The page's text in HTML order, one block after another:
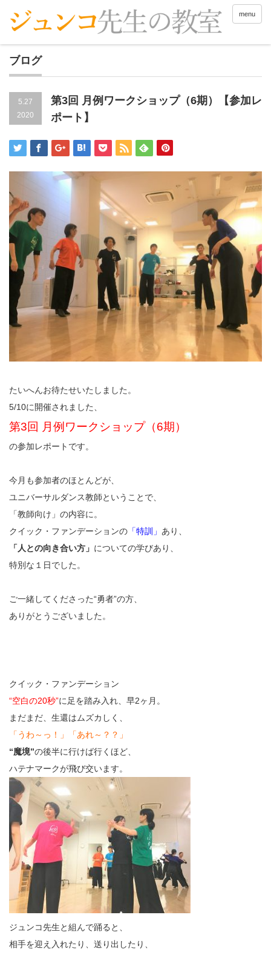
menu
ブログ
5.27
2020
第3回 月例ワークショップ（6期）【参加レ
ポート】
たいへんお待たせいたしました。
5/10に開催されました、
第3回 月例ワークショップ（6期）
の参加レポートです。
今月も参加者のほとんどが、
ユニバーサルダンス教師ということで、
「教師向け」の内容に。
クイック・ファンデーションの 「特訓」 あり、
「人との向き合い方」 についての学びあり、
特別な１日でした。
ご一緒してくださった“勇者”の方、
ありがとうございました。
クイック・ファンデーション
“空白の20秒”に足を踏み入れ、早2ヶ月。
まだまだ、生還はムズカしく、
「うわ～っ！」「あれ～？？」
“魔境”の後半に行けば行くほど、
ハテナマークが飛び交います。
ジュンコ先生と組んで踊ると、
相手を迎え入れたり、送り出したり、